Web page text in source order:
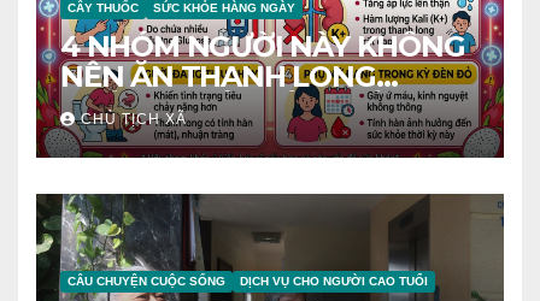
CÂY THUỐC SỨC KHỎE HÀNG NGÀY
4 NHÓM NGƯỜI NÀY KHÔNG
NÊN ĂN THANH LONG
TRÁNH RƯỚC BỆNH VÀO
NGƯỜI
CHỦ TỊCH XÃ
CÂU CHUYỆN CUỘC SỐNG DỊCH VỤ CHO NGƯỜI CAO TUỔI